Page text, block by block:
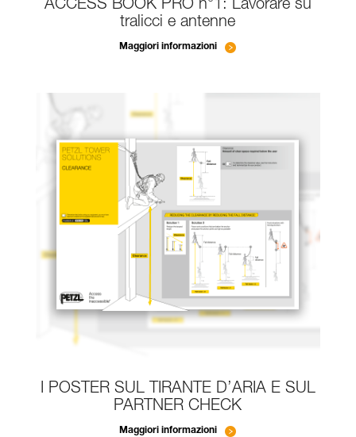
ACCESS BOOK PRO n°1: Lavorare su
tralicci e antenne
Maggiori informazioni
I POSTER SUL TIRANTE D’ARIA E SUL
PARTNER CHECK
Maggiori informazioni